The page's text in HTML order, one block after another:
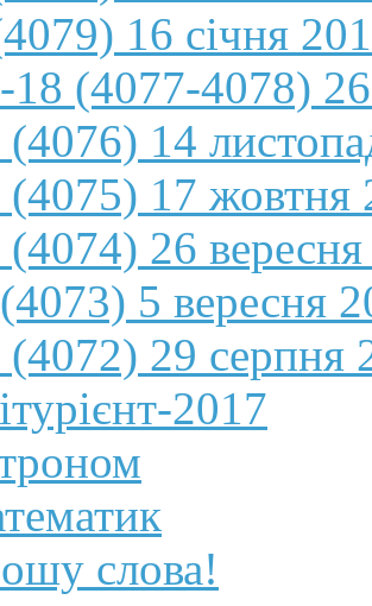
16 січня
(4077-4078) 26
14
17 жовтня
26
5 вересня
29 серпня
2017
слова!